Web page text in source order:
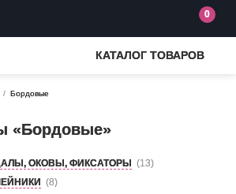
0
КАТАЛОГ ТОВАРОВ
Бордовые
«Бордовые»
ОКОВЫ, ФИКСАТОРЫ (13)
(8)